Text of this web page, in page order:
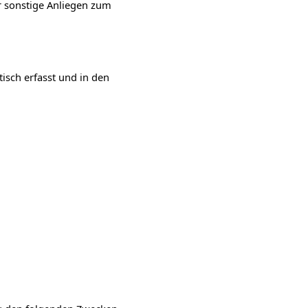
Anliegen zum
erfasst und in den